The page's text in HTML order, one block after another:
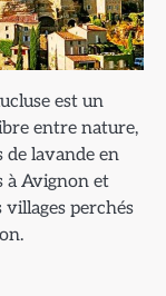
est un
entre nature,
de lavande en
à Avignon et
villages perchés